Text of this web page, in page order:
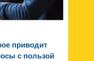
приводит
с пользой